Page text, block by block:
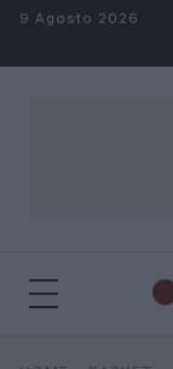
Salta al contenuto
9 Agosto 2026